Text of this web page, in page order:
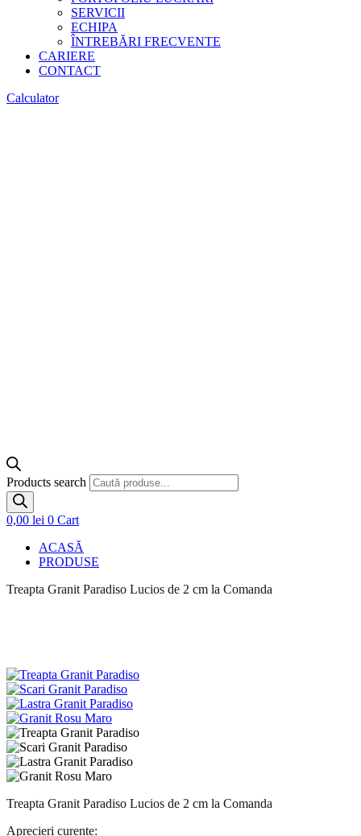
SERVICII
ECHIPA
ÎNTREBĂRI FRECVENTE
CARIERE
CONTACT
Calculator
Products search
0,00 lei 0 Cart
ACASĂ
PRODUSE
Treapta Granit Paradiso Lucios de 2 cm la Comanda
Treapta Granit Paradiso Lucios de 2 cm la Comanda
Aprecieri curente: